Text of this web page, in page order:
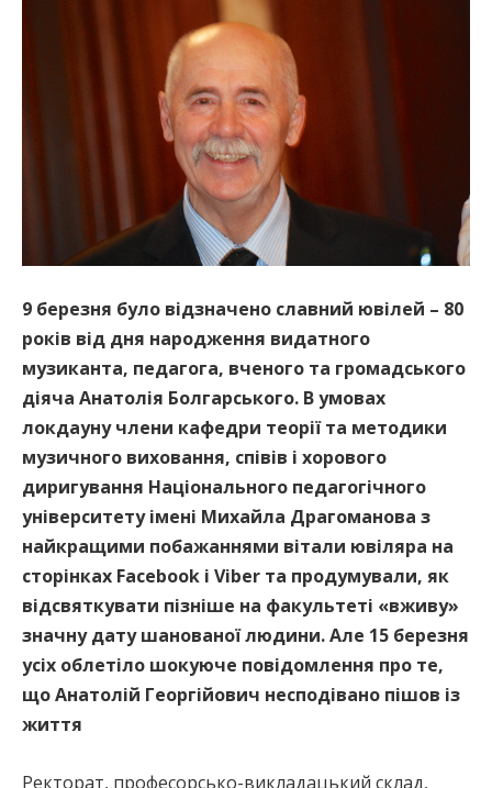
9 березня було відзначено славний ювілей – 80
років від дня народження видатного
музиканта, педагога, вченого та громадського
діяча Анатолія Болгарського. В умовах
локдауну члени кафедри теорії та методики
музичного виховання, співів і хорового
диригування Національного педагогічного
університету імені Михайла Драгоманова з
найкращими побажаннями вітали ювіляра на
сторінках Facebook і Viber та продумували, як
відсвяткувати пізніше на факультеті «вживу»
значну дату шанованої людини. Але 15 березня
усіх облетіло шокуюче повідомлення про те,
що Анатолій Георгійович несподівано пішов із
життя
Ректорат, професорсько-викладацький склад,